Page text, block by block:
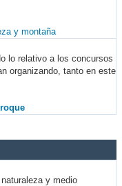
y montaña
lo relativo a los concursos
organizando, tanto en este
y medio